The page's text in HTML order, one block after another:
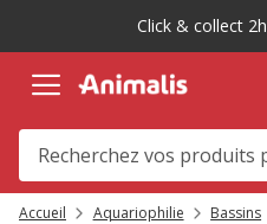
message,
Click & collect 2h
Accueil Aquariophilie Bassins